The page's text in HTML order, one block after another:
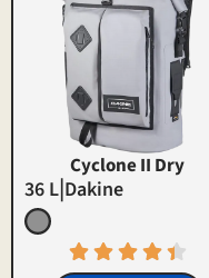
Cyclone II Dry
36 L|Dakine